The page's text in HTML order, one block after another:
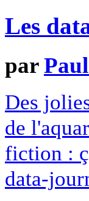
Les
par
Des
de
fiction :
data-